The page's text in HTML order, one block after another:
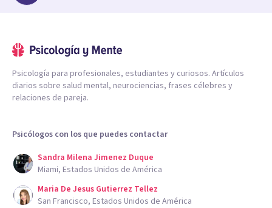
Psicología para profesionales, estudiantes y curiosos. Artículos
diarios sobre salud mental, neurociencias, frases célebres y
relaciones de pareja.
Psicólogos con los que puedes contactar
Sandra Milena Jimenez Duque
Miami, Estados Unidos de América
Maria De Jesus Gutierrez Tellez
San Francisco, Estados Unidos de América